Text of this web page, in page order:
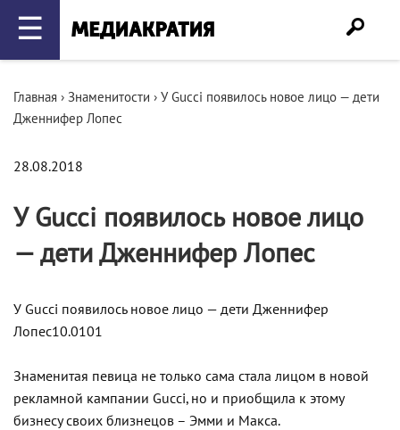
☰
Главная › Знаменитости › У Gucci появилось новое лицо — дети
Дженнифер Лопес
28.08.2018
У Gucci появилось новое лицо
— дети Дженнифер Лопес
У Gucci появилось новое лицо — дети Дженнифер
Лопес10.0101
Знаменитая певица не только сама стала лицом в новой
рекламной кампании Gucci, но и приобщила к этому
бизнесу своих близнецов – Эмми и Макса.